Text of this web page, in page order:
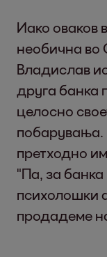
Иако оваков
необична во
Владислав
друга банка
целосно
побарувања.
претходно
"Па, за банка
психолошки
продадеме